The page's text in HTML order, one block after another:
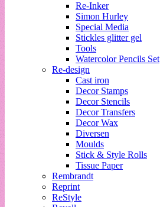
Re-Inker
Simon Hurley
Special Media
Stickles glitter gel
Tools
Watercolor Pencils Set
Re-design
Cast iron
Decor Stamps
Decor Stencils
Decor Transfers
Decor Wax
Diversen
Moulds
Stick & Style Rolls
Tissue Paper
Rembrandt
Reprint
ReStyle